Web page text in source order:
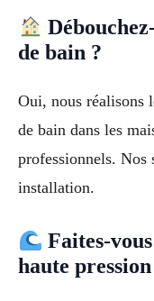
de bain ?
Oui, nous réalisons
de bain dans les
professionnels. Nos
installation.
Faites-
haute